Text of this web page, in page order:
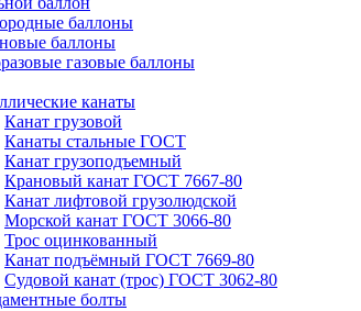
баллоны
баллоны
газовые баллоны
канаты
Канат грузовой
Канаты стальные ГОСТ
Канат грузоподъемный
Крановый канат ГОСТ 7667-80
Канат лифтовой грузолюдской
Морской канат ГОСТ 3066-80
Трос оцинкованный
Канат подъёмный ГОСТ 7669-80
Судовой канат (трос) ГОСТ 3062-80
болты